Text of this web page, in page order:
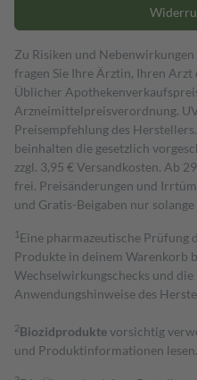
Zu Risiken und Nebenwirkungen
fragen Sie Ihre Ärztin, Ihren
Üblicher
Arzneimittelpreisverordnung.
Preisempfehlung des
beinhalten die gesetzlich
zzgl. 3,95 € Versandkosten. Ab
frei. Preisänderungen und
und Gratis-Beigaben nur
1 Eine pharmazeutische Prüfung
Produkte in deinem Warenkorb
Wechselwirkungschecks und
Anwendungshinweise des
2Biozidproduktevorsichtig
und Produktinformationen lesen.